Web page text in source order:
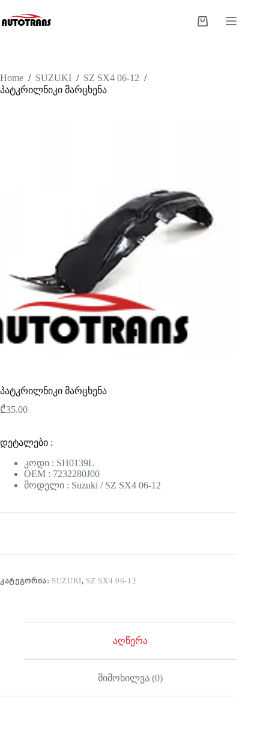
Home / SUZUKI / SZ SX4 06-12 /
პატკრილნიკი მარცხენა
პატკრილნიკი მარცხენა
₾35.00
დეტალები :
კოდი : SH0139L
OEM : 7232280J00
მოდელი : Suzuki / SZ SX4 06-12
ᲙᲐᲢᲔᲒᲝᲠᲘᲐ: SUZUKI, SZ SX4 06-12
აღწერა
მიმოხილვა (0)